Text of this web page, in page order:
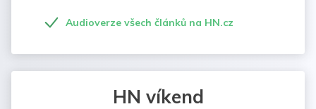
Audioverze všech článků na HN.cz
HN víkend